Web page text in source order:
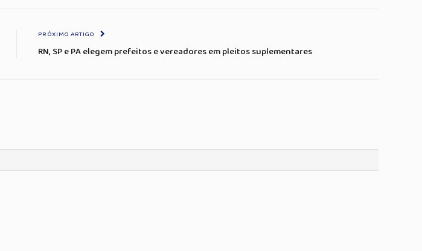
PRÓXIMO ARTIGO
RN, SP e PA elegem prefeitos e vereadores em pleitos suplementares